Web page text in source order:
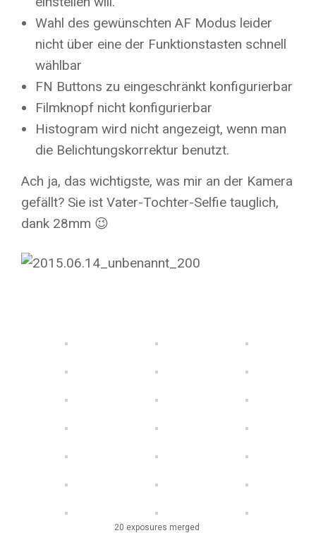
Wahl des gewünschten AF Modus leider
nicht über eine der Funktionstasten schnell
wählbar
FN Buttons zu eingeschränkt konfigurierbar
Filmknopf nicht konfigurierbar
Histogram wird nicht angezeigt, wenn man
die Belichtungskorrektur benutzt.
Ach ja, das wichtigste, was mir an der Kamera
gefällt? Sie ist Vater-Tochter-Selfie tauglich,
dank 28mm 😉
20 exposures merged